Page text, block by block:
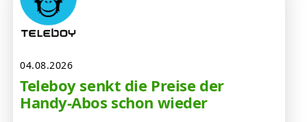
04.08.2026
Teleboy senkt die Preise der
Handy-Abos schon wieder